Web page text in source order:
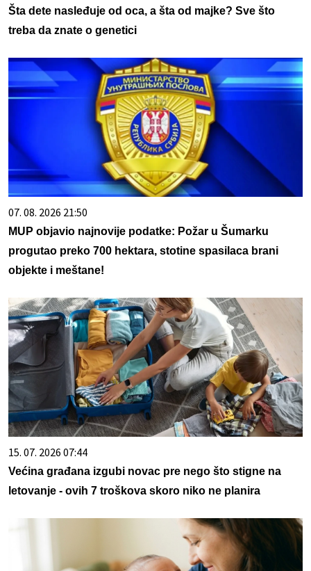
Šta dete nasleđuje od oca, a šta od majke? Sve što
treba da znate o genetici
07. 08. 2026 21:50
MUP objavio najnovije podatke: Požar u Šumarku
progutao preko 700 hektara, stotine spasilaca brani
objekte i meštane!
15. 07. 2026 07:44
Većina građana izgubi novac pre nego što stigne na
letovanje - ovih 7 troškova skoro niko ne planira